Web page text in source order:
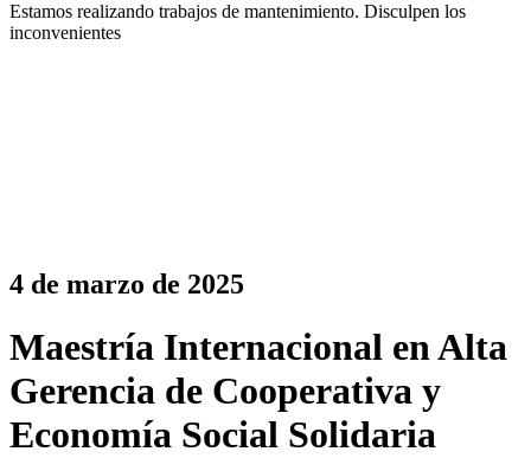
Estamos realizando trabajos de mantenimiento. Disculpen los
inconvenientes
4 de marzo de 2025
Maestría Internacional en Alta
Gerencia de Cooperativa y
Economía Social Solidaria